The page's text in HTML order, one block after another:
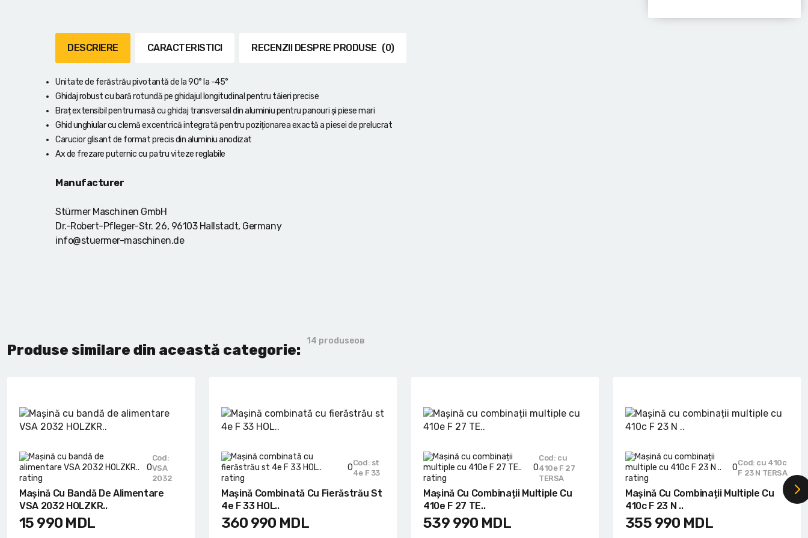
Acumulatoare si încărcătoare
Alte scule cu acumulator
DESCRIERE CARACTERISTICI RECENZII DESPRE PRODUSE (0)
Unitate de ferăstrău pivotantă de la 90° la -45°
Ghidaj robust cu bară rotundă pe ghidajul longitudinal pentru tăieri precise
Braț extensibil pentru masă cu ghidaj transversal din aluminiu pentru panouri și piese mari
Ghid unghiular cu clemă excentrică integrată pentru poziționarea exactă a piesei de prelucrat
Carucior glisant de format precis din aluminiu anodizat
Ax de frezare puternic cu patru viteze reglabile
Manufacturer
Stürmer Maschinen GmbH
Dr.-Robert-Pfleger-Str. 26, 96103 Hallstadt, Germany
info@stuermer-maschinen.de
Produse similare din această categorie:
14 produseов
0
Cod:
VSA
2032
Mașină Cu Bandă De Alimentare
VSA 2032 HOLZKR..
15 990 MDL
0Cod: st
4e F 33
Mașină Combinată Cu Fierăstrău St
4e F 33 HOL..
360 990 MDL
0
Cod: cu
410e F 27
TERSA
Mașină Cu Combinații Multiple Cu
410e F 27 TE..
539 990 MDL
0Cod: cu 410c
F 23 N TERSA
Mașină Cu Combinații Multiple Cu
410c F 23 N ..
355 990 MDL